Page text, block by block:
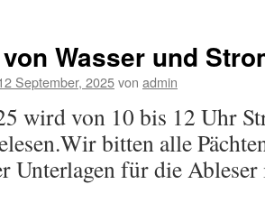
Wasser und
September, 2025von admin
wird von 10 bis 12 Uhr
bitten alle
Unterlagen für die